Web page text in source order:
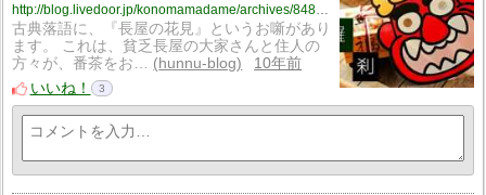
古典落語に、『長屋の花見』というお噺があり
ます。 これは、貧乏長屋の大家さんと住人の
方々が、番茶をお…
hunnu-blog
10年前
いいね！
3